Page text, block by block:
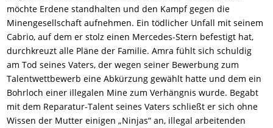
möchte Erdene standhalten und den Kampf gegen die
Minengesellschaft aufnehmen. Ein tödlicher Unfall mit seinem
Cabrio, auf dem er stolz einen Mercedes-Stern befestigt hat,
durchkreuzt alle Pläne der Familie. Amra fühlt sich schuldig
am Tod seines Vaters, der wegen seiner Bewerbung zum
Talentwettbewerb eine Abkürzung gewählt hatte und dem ein
Bohrloch einer illegalen Mine zum Verhängnis wurde. Begabt
mit dem Reparatur-Talent seines Vaters schließt er sich ohne
Wissen der Mutter einigen „Ninjas“ an, illegal arbeitenden